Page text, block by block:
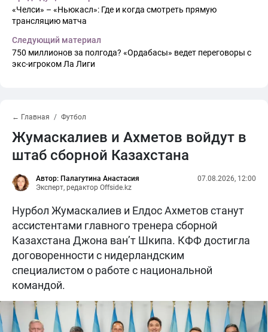
«Челси» – «Ньюкасл»: Где и когда смотреть прямую
трансляцию матча
Следующий материал
750 миллионов за полгода? «Ордабасы» ведет переговоры с
экс-игроком Ла Лиги
← Главная Футбол
Жумаскалиев и Ахметов войдут в
штаб сборной Казахстана
Автор: Палагутина Анастасия
Эксперт, редактор Offside.kz
07.08.2026, 12:00
Нурбол Жумаскалиев и Елдос Ахметов станут
ассистентами главного тренера сборной
Казахстана Джона ван’т Шкипа. КФФ достигла
договоренности с нидерландским
специалистом о работе с национальной
командой.